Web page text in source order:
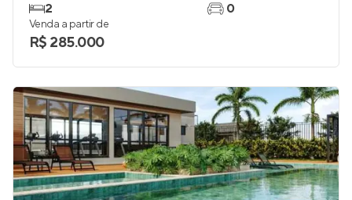
2
0
Venda a partir de
R$ 285.000